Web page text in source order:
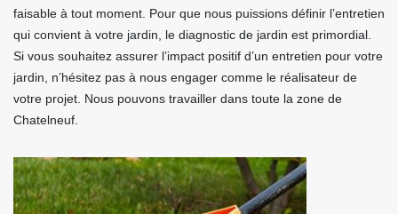
faisable à tout moment. Pour que nous puissions définir l’entretien
qui convient à votre jardin, le diagnostic de jardin est primordial.
Si vous souhaitez assurer l’impact positif d’un entretien pour votre
jardin, n’hésitez pas à nous engager comme le réalisateur de
votre projet. Nous pouvons travailler dans toute la zone de
Chatelneuf.